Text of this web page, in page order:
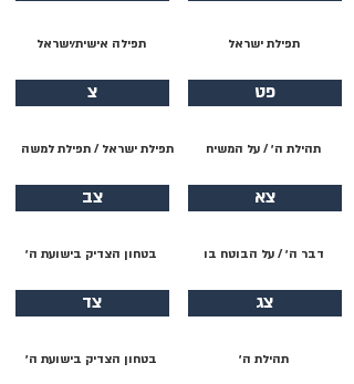
תפילת ישראל
פט
תהילת ה׳ / על המשיח
צא
דבר ה׳ / על הבוטח בו
צג
תהילת ה׳
תפילה אישית/ישראל
צ
תפילת ישראל / תפילת למשה
צב
בטחון הצדיק בישועת ה׳
צד
בטחון הצדיק בישועת ה׳